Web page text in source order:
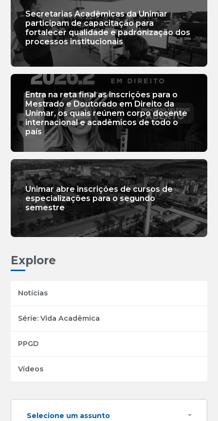
Secretarias Acadêmicas da Unimar
participam de capacitação para
fortalecer qualidade e padronização dos
processos institucionais
Entra na reta final as inscrições para o
Mestrado e Doutorado em Direito da
Unimar, os quais reúnem corpo docente
internacional e acadêmicos de todo o
país
Unimar abre inscrições de cursos de
especializações para o segundo
semestre
Explore
Notícias
Série: Vida Acadêmica
PPGD
Vídeos
Selecione um assunto